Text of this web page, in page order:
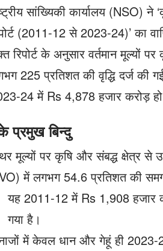
सांख्यिकी कार्यालय (NSO)
(2011-12 से 2023-24)’ का
रिपोर्ट के अनुसार वर्तमान मूल्यों
225 प्रतिशत की वृद्धि दर्ज
24 में Rs 4,878 हजार करोड़
के प्रमुख बिन्दु
मूल्यों पर कृषि और संबद्ध क्षेत्र
में लगभग 54.6 प्रतिशत की
यह 2011-12 में Rs 1,908 हजार
गया है।
में केवल धान और गेहूं ही 2023-